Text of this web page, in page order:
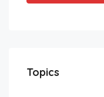
Topics